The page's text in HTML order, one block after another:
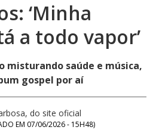
‘Minha
a todo vapor’
misturando saúde e música,
gospel por aí
do site oficial
EM 07/06/2026 - 15H48)